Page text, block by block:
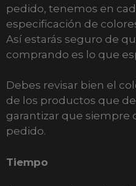
pedido, tenemos en
especificación de
Así estarás seguro de
comprando es lo que
Debes revisar bien el
de los productos que
garantizar que siempre
pedido.
Tiempo